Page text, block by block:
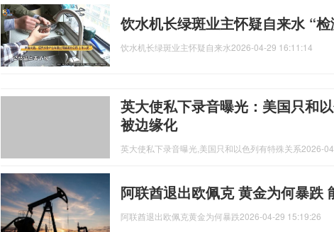
饮水机长绿斑业主怀疑自来水 “
饮水机长绿斑业主怀疑自来水2026-04-29 16:11:14
英大使私下录音曝光：美国只和
被边缘化
英大使私下录音曝光,美国只和以色列有特殊关系2026-
阿联酋退出欧佩克 黄金为何暴跌
阿联酋退出欧佩克黄金为何暴跌2026-04-29 15:19:26